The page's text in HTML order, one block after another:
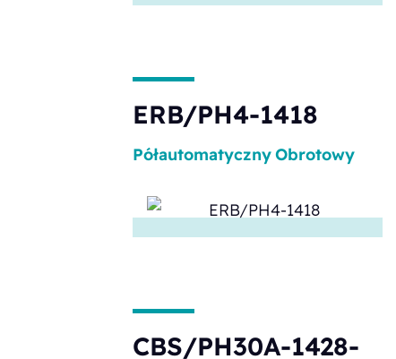
ERB/PH4-1418
Półautomatyczny Obrotowy
CBS/PH30A-1428-